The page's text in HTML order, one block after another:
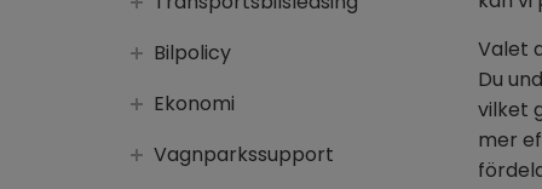
Bilpolicy
Ekonomi
Vagnparkssupport
Valet
Du
vilket
mer